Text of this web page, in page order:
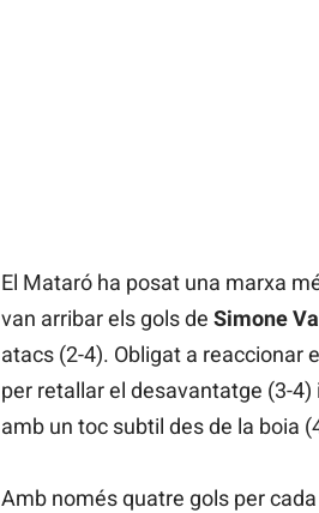
El Mataró ha posat una marxa
van arribar els gols de Simone
atacs (2-4). Obligat a reaccionar
per retallar el desavantatge (3-
amb un toc subtil des de la boia
Amb només quatre gols per